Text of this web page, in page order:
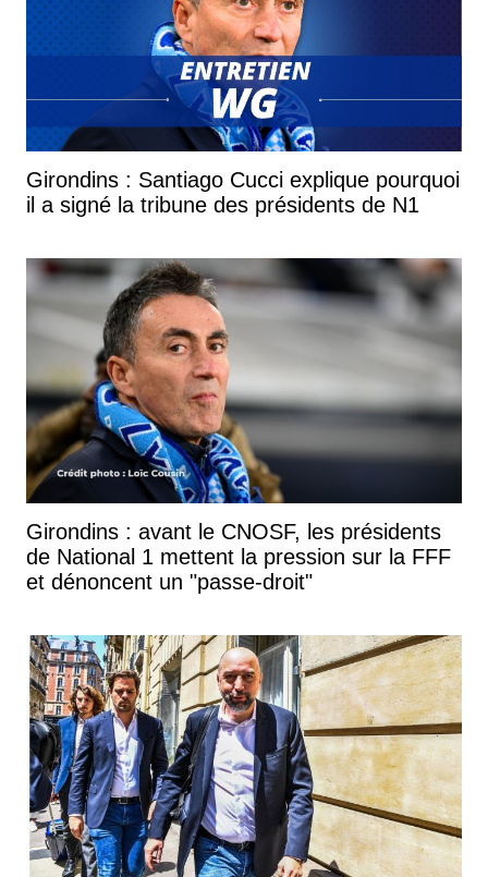
Girondins : Santiago Cucci explique pourquoi
il a signé la tribune des présidents de N1
Girondins : avant le CNOSF, les présidents
de National 1 mettent la pression sur la FFF
et dénoncent un "passe-droit"